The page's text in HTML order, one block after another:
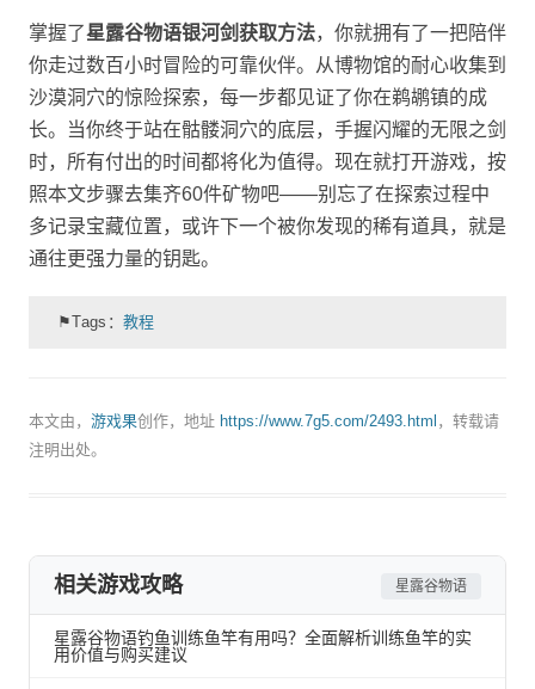
掌握了星露谷物语银河剑获取方法，你就拥有了一把陪伴
你走过数百小时冒险的可靠伙伴。从博物馆的耐心收集到
沙漠洞穴的惊险探索，每一步都见证了你在鹈鹕镇的成
长。当你终于站在骷髅洞穴的底层，手握闪耀的无限之剑
时，所有付出的时间都将化为值得。现在就打开游戏，按
照本文步骤去集齐60件矿物吧——别忘了在探索过程中
多记录宝藏位置，或许下一个被你发现的稀有道具，就是
通往更强力量的钥匙。
⚑Tags：教程
本文由， 游戏果创作，地址 https://www.7g5.com/2493.html ，转载请
注明出处。
相关游戏攻略 星露谷物语
星露谷物语钓鱼训练鱼竿有用吗？全面解析训练鱼竿的实
用价值与购买建议